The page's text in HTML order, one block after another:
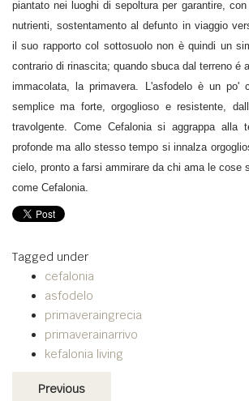
piantato nei luoghi di sepoltura per garantire,
nutrienti, sostentamento al defunto in viaggio
il suo rapporto col sottosuolo non è quindi un
contrario di rinascita; quando sbuca dal terreno é
immacolata, la primavera. L'asfodelo è un po'
semplice ma forte, orgoglioso e resistente,
travolgente. Come Cefalonia si aggrappa alla
profonde ma allo stesso tempo si innalza
cielo, pronto a farsi ammirare da chi ama le cose
come Cefalonia.
Tagged under
cefalonia
asfodelo
primaveraingrecia
primaverainarrivo
kefalonia living
Previous